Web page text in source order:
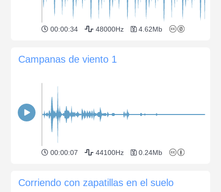
00:00:34 48000Hz 4.62Mb
Campanas de viento 1
00:00:07 44100Hz 0.24Mb
Corriendo con zapatillas en el suelo